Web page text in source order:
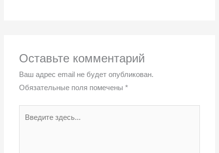
Оставьте комментарий
Ваш адрес email не будет опубликован.
Обязательные поля помечены*